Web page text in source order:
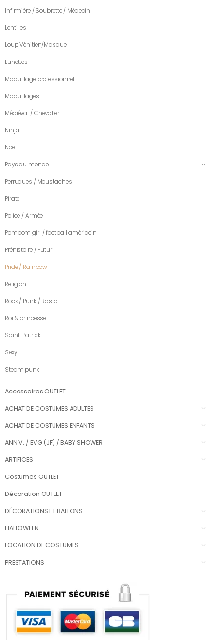
Infirmière / Soubrette / Médecin
Lentilles
Loup Vénitien/Masque
Lunettes
Maquillage professionnel
Maquillages
Médiéval / Chevalier
Ninja
Noël
Pays du monde
Perruques / Moustaches
Pirate
Police / Armée
Pompom girl / football américain
Préhistoire / Futur
Pride / Rainbow
Religion
Rock / Punk / Rasta
Roi & princesse
Saint-Patrick
Sexy
Steam punk
Accessoires OUTLET
ACHAT DE COSTUMES ADULTES
ACHAT DE COSTUMES ENFANTS
ANNIV. / EVG (JF) / BABY SHOWER
ARTIFICES
Costumes OUTLET
Décoration OUTLET
DÉCORATIONS ET BALLONS
HALLOWEEN
LOCATION DE COSTUMES
PRESTATIONS